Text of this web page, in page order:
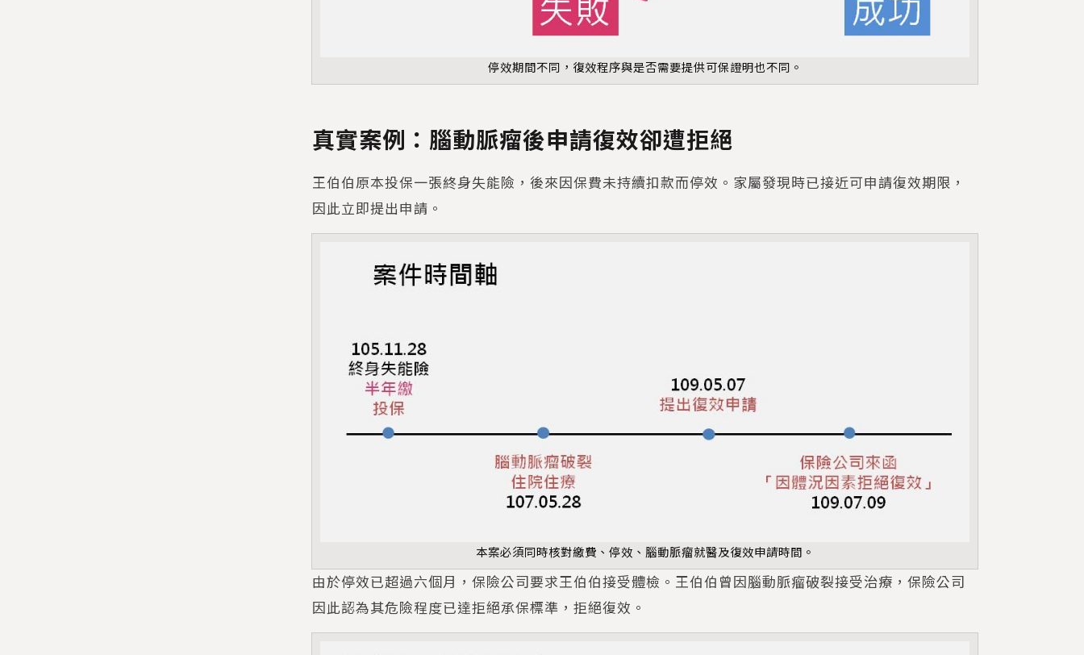
停效期間不同，復效程序與是否需要提供可保證明也不同。
真實案例：腦動脈瘤後申請復效卻遭拒絕
王伯伯原本投保一張終身失能險，後來因保費未持續扣款而停效。家屬發現時已接近可申請復效期限，
因此立即提出申請。
本案必須同時核對繳費、停效、腦動脈瘤就醫及復效申請時間。
由於停效已超過六個月，保險公司要求王伯伯接受體檢。王伯伯曾因腦動脈瘤破裂接受治療，保險公司
因此認為其危險程度已達拒絕承保標準，拒絕復效。